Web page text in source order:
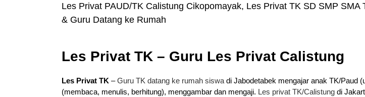
Les Privat PAUD/TK Calistung Cikopomayak, Les Privat TK SD SMP
& Guru Datang ke Rumah
Les Privat TK – Guru Les Privat Calistung
Les Privat TK –Guru TK datang ke rumah siswa di Jabodetabek mengajar anak TK/Paud
(membaca, menulis, berhitung), menggambar dan mengaji. Les privat TK/Calistung di